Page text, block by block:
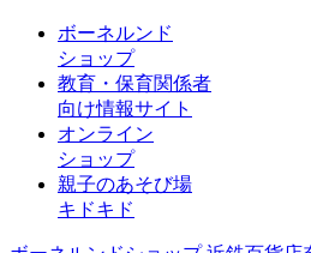
ボーネルンド
ショップ
教育・保育関係者
向け情報サイト
オンライン
ショップ
親子のあそび場
キドキド